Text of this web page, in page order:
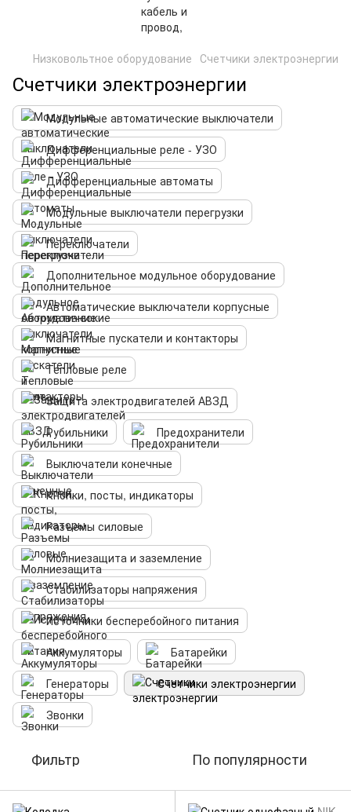
Низковольтное оборудование Счетчики электроэнергии
Счетчики электроэнергии
Модульные автоматические выключатели
Дифференциальные реле - УЗО
Дифференциальные автоматы
Модульные выключатели перегрузки
Переключатели
Дополнительное модульное оборудование
Автоматические выключатели корпусные
Магнитные пускатели и контакторы
Тепловые реле
Защита электродвигателей АВЗД
Рубильники
Предохранители
Выключатели конечные
Кнопки, посты, индикаторы
Разъемы силовые
Молниезащита и заземление
Стабилизаторы напряжения
Источники бесперебойного питания
Аккумуляторы
Батарейки
Генераторы
Счетчики электроэнергии
Звонки
Фильтр По популярности